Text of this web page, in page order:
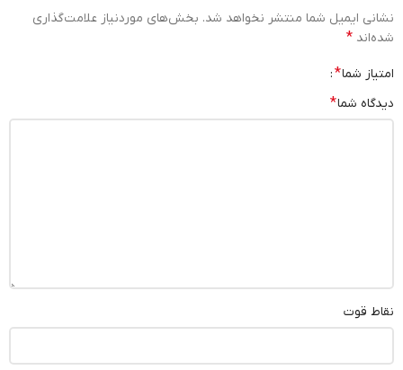
نشانی ایمیل شما منتشر نخواهد شد. بخش‌های موردنیاز علامت‌گذاری
شده‌اند *
امتیاز شما*
دیدگاه شما*
نقاط قوت